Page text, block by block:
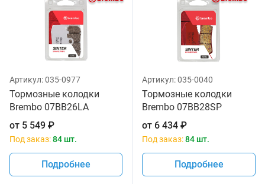
Артикул:035-0977
Тормозные колодки
Brembo 07BB26LA
от 5 549 ₽
Под заказ:84 шт.
Подробнее
Артикул:035-0040
Тормозные колодки
Brembo 07BB28SP
от 6 434 ₽
Под заказ:84 шт.
Подробнее